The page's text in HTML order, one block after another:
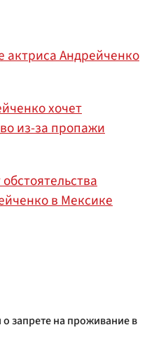
Андрейченко
хочет
из-за пропажи
в Мексике
запрете на проживание в